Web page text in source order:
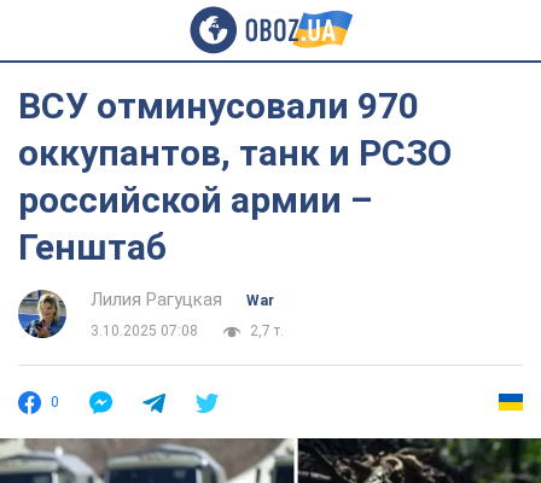
ВСУ отминусовали 970
оккупантов, танк и РСЗО
российской армии –
Генштаб
Лилия Рагуцкая
War
3.10.2025 07:08
2,7 т.
0